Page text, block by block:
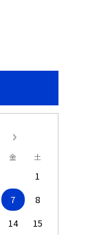
金 土
1
7
8
14
15